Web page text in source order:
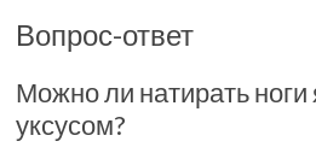
Вопрос-ответ
Можно ли натирать
уксусом?